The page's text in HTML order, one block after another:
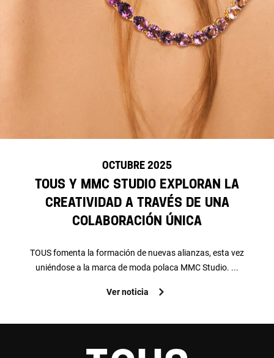
OCTUBRE 2025
TOUS y MMC STUDIO exploran la
creatividad a través de una
colaboración única
TOUS fomenta la formación de nuevas alianzas, esta vez
uniéndose a la marca de moda polaca MMC Studio. ...
Ver noticia